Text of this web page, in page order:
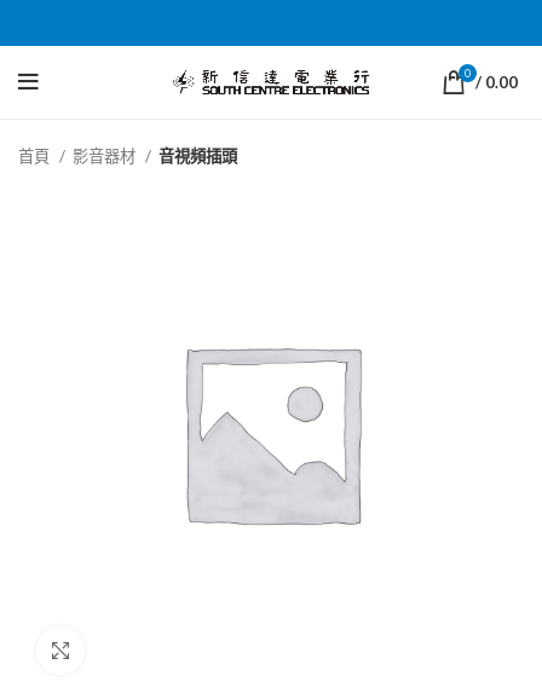
0 / 0.00
首頁 影音器材 音視頻插頭